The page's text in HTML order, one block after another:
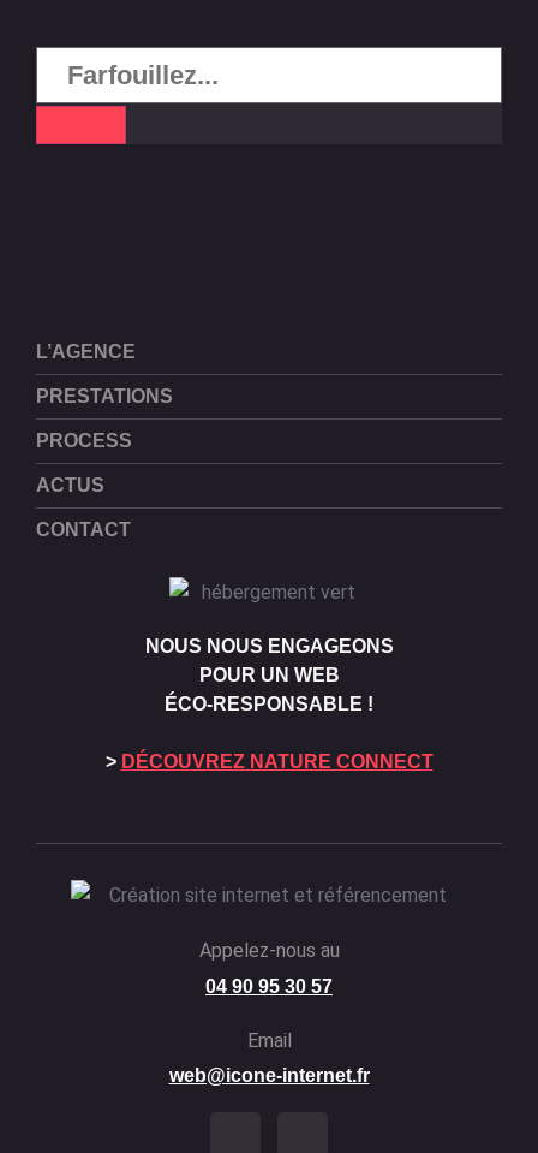
L’AGENCE
PRESTATIONS
PROCESS
ACTUS
CONTACT
NOUS NOUS ENGAGEONS
POUR UN WEB
ÉCO-RESPONSABLE !
> DÉCOUVREZ NATURE CONNECT
Appelez-nous au
04 90 95 30 57
Email
web@icone-internet.fr